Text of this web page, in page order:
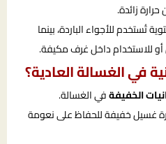
زائدة.
تُستخدم للأجواء الباردة، بينما
للاستخدام داخل غرف مكيفة.
في الغسالة العادية؟
الخفيفةفي الغسالة.
غسيل خفيفة للحفاظ على نعومة